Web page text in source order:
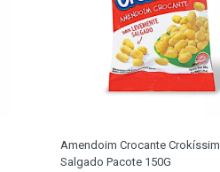
Amendoim Crocante
Salgado Pacote 150G